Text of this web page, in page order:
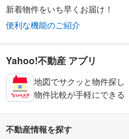
新着物件をいち早くお届け！
便利な機能のご紹介
Yahoo!不動産 アプリ
地図でサクッと物件探し
物件比較が手軽にできる
不動産情報を探す